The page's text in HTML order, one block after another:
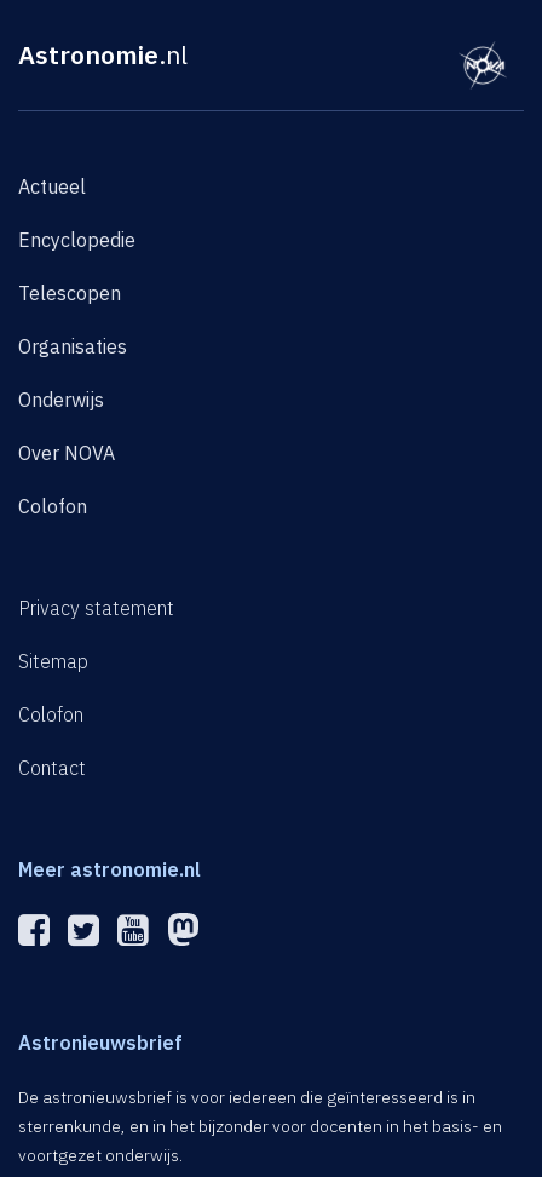
Astronomie.nl
Actueel
Encyclopedie
Telescopen
Organisaties
Onderwijs
Over NOVA
Colofon
Privacy statement
Sitemap
Colofon
Contact
Meer astronomie.nl
Astronieuwsbrief
De astronieuwsbrief is voor iedereen die geïnteresseerd is in
sterrenkunde, en in het bijzonder voor docenten in het basis- en
voortgezet onderwijs.